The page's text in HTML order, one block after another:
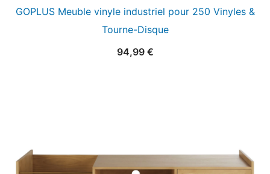
GOPLUS Meuble vinyle industriel pour 250 Vinyles &
Tourne-Disque
94,99 €